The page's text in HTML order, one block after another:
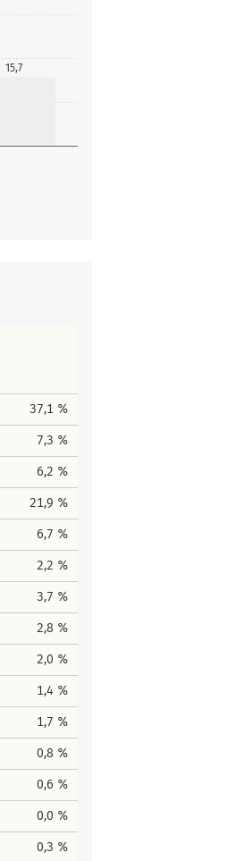
15,7
37,1 %
7,3 %
6,2 %
21,9 %
6,7 %
2,2 %
3,7 %
2,8 %
2,0 %
1,4 %
1,7 %
0,8 %
0,6 %
0,0 %
0,3 %